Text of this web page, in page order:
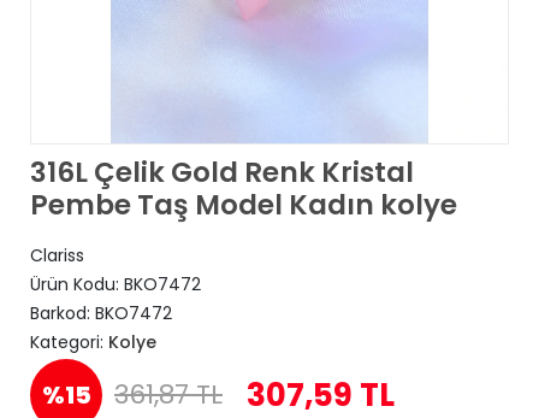
316L Çelik Gold Renk Kristal
Pembe Taş Model Kadın kolye
Clariss
Ürün Kodu: BKO7472
Barkod: BKO7472
Kategori: Kolye
%15 361,87 TL 307,59 TL